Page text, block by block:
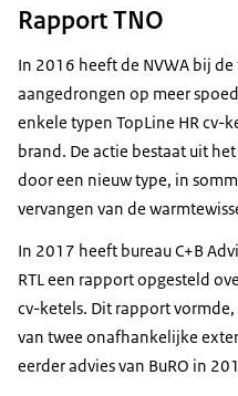
Rapport TNO
In 2016 heeft de NVWA bij
aangedrongen op meer
enkele typen TopLine HR cv-
brand. De actie bestaat uit
door een nieuw type, in
vervangen van de
In 2017 heeft bureau C+B
RTL een rapport opgesteld
cv-ketels. Dit rapport
van twee onafhankelijke
eerder advies van BuRO in